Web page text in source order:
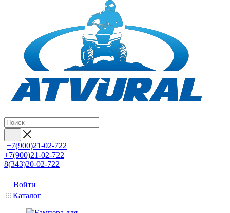
+7(900)21-02-722
+7(900)21-02-722
8(343)20-02-722
Войти
Каталог